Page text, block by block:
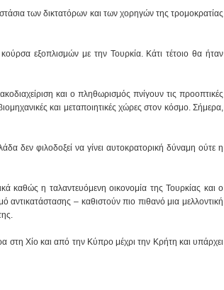
των δικτατόρων και των χορηγών της τρομοκρατίας
εξοπλισμών με την Τουρκία. Κάτι τέτοιο θα ήταν
και ο πληθωρισμός πνίγουν τις προοπτικές
και μεταποιητικές χώρες στον κόσμο. Σήμερα,
δεν φιλοδοξεί να γίνει αυτοκρατορική δύναμη ούτε η
καθώς η ταλαντευόμενη οικονομία της Τουρκίας και ο
– καθιστούν πιο πιθανό μια μελλοντική
Χίο και από την Κύπρο μέχρι την Κρήτη και υπάρχει